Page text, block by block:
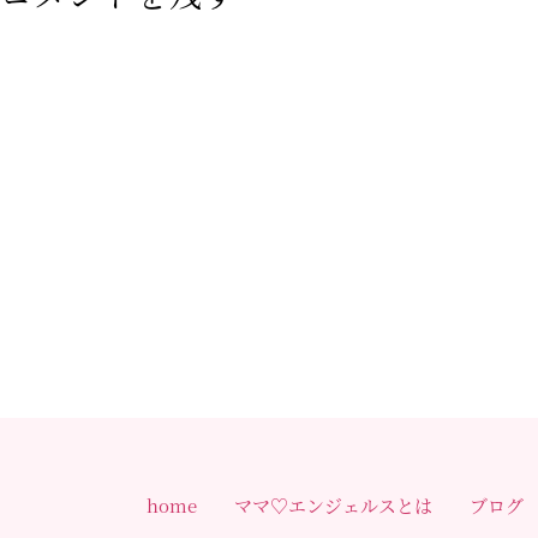
home ママ♡エンジェルスとは ブログ